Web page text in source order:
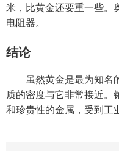
米，比黄金还要重一些。
电阻器。
结论
虽然黄金是最为知名
质的密度与它非常接近。
和珍贵性的金属，受到工